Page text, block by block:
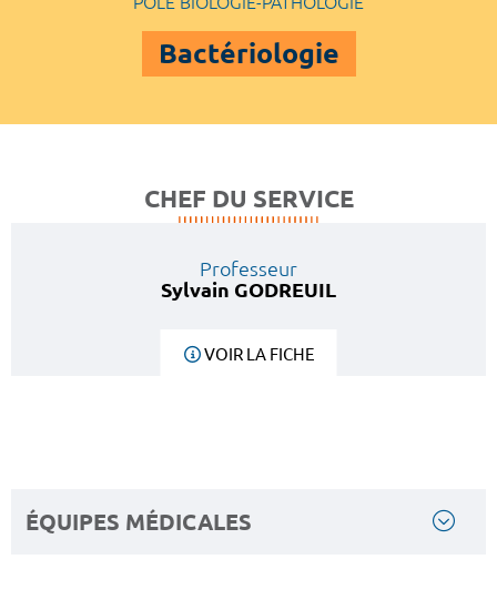
Bactériologie
CHEF DU SERVICE
Professeur
Sylvain GODREUIL
VOIR LA FICHE
ÉQUIPES MÉDICALES